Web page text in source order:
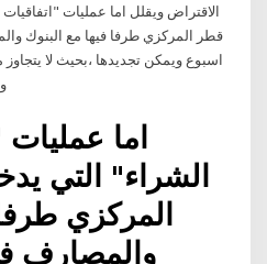
الاقتراض ويقلل اما عمليات
قطر المركزي طرفا فيها مع البنوك
اما عمليات
الشراء" التي
المركزي
والمصارف